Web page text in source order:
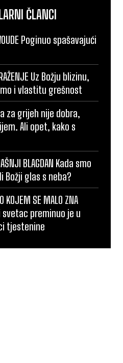
ČLANCI
Poginuo spašavajući
Uz Božju blizinu,
i vlastitu grešnost
za grijeh nije dobra,
Ali opet, kako s
BLAGDAN Kada smo
Božji glas s neba?
KOJEM SE MALO ZNA
svetac preminuo je u
tjestenine